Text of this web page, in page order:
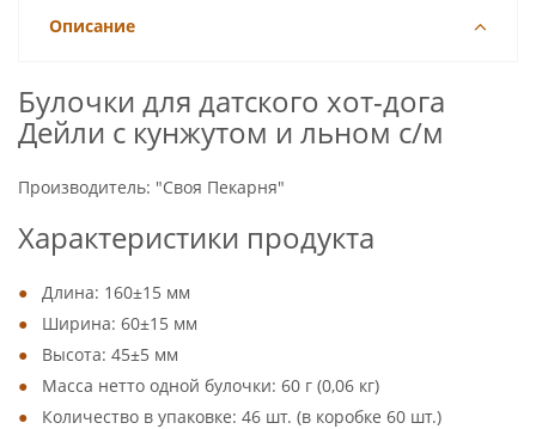
Описание
Булочки для датского хот-дога
Дейли с кунжутом и льном с/м
Производитель: "Своя Пекарня"
Характеристики продукта
Длина: 160±15 мм
Ширина: 60±15 мм
Высота: 45±5 мм
Масса нетто одной булочки: 60 г (0,06 кг)
Количество в упаковке: 46 шт. (в коробке 60 шт.)